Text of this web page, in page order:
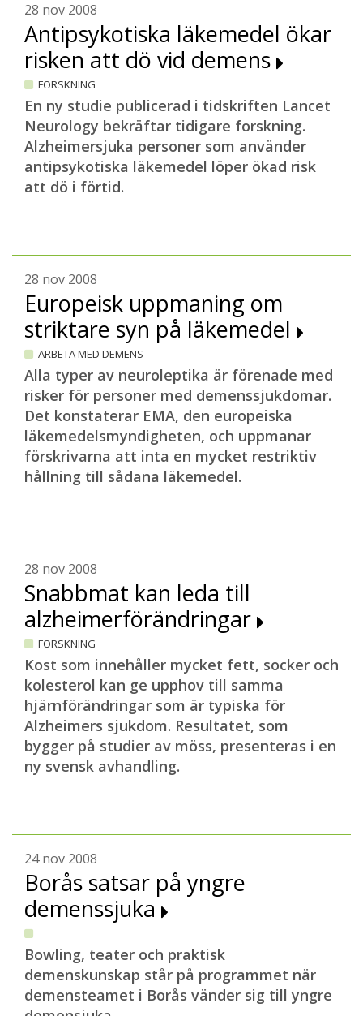
28 nov 2008
Antipsykotiska läkemedel ökar
risken att dö vid demens
FORSKNING
En ny studie publicerad i tidskriften Lancet
Neurology bekräftar tidigare forskning.
Alzheimersjuka personer som använder
antipsykotiska läkemedel löper ökad risk
att dö i förtid.
28 nov 2008
Europeisk uppmaning om
striktare syn på läkemedel
ARBETA MED DEMENS
Alla typer av neuroleptika är förenade med
risker för personer med demenssjukdomar.
Det konstaterar EMA, den europeiska
läkemedelsmyndigheten, och uppmanar
förskrivarna att inta en mycket restriktiv
hållning till sådana läkemedel.
28 nov 2008
Snabbmat kan leda till
alzheimerförändringar
FORSKNING
Kost som innehåller mycket fett, socker och
kolesterol kan ge upphov till samma
hjärnförändringar som är typiska för
Alzheimers sjukdom. Resultatet, som
bygger på studier av möss, presenteras i en
ny svensk avhandling.
24 nov 2008
Borås satsar på yngre
demenssjuka
Bowling, teater och praktisk
demenskunskap står på programmet när
demensteamet i Borås vänder sig till yngre